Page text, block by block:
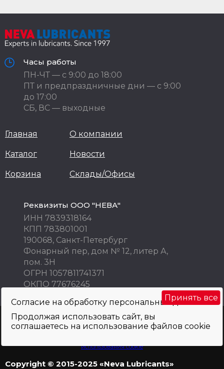
Согласие на обработку персональных данных
Продолжая использовать сайт, вы
соглашаетесь на использование файлов cookie
Принять все
Часы работы
ПН-ЧТ — с 9:00 до 18:00
ПТ и предпраздничные дни — с 9:00
до 17:00
СБ, ВС — выходные
Главная
Каталог
Корзина
О компании
Новости
Склады/Офисы
Реквизиты ООО "НЕВА"
ИНН 7839318164
КПП 783801001
190068, Санкт-Петербург
Фонарный пер, дом № 12, литер А,
пом. 3Н
ОГРН 1057811741371
ОКПО 77676245
Внимание! Цены указаны исключительно в информационных целях! Не
являются публичной офертой и не могут быть использованы как
коммерческое предложение. Просьба уточнять по телефону, e-mail, при
использования cookie
Copyright © 2015-2025 «Neva Lubricants»